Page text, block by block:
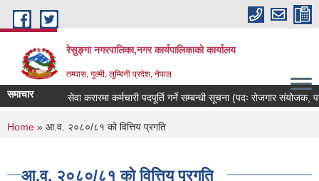
Skip to main content
रेसुङ्गा नगरपालिका,नगर कार्यपालिकाको कार्यालय
तम्घास, गुल्मी, लुम्बिनी प्रदेश, नेपाल
समाचार सेवा करारमा कर्मचारी पदपूर्ति गर्ने सम्बन्धी सूचना (पदः रोजगार संयोजक,
You are here
Home » आ.व. २०८०/८१ को वित्तिय प्रगति
आ.व. २०८०/८१ को वित्तिय प्रगति